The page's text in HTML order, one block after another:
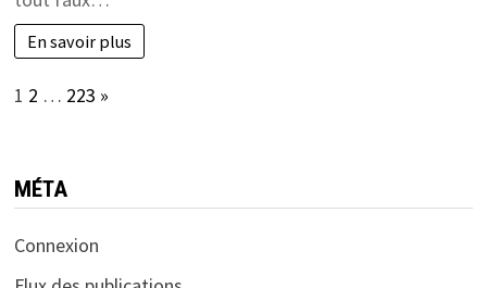
En savoir plus
Page:
1 2 … 223 Next
»
MÉTA
Connexion